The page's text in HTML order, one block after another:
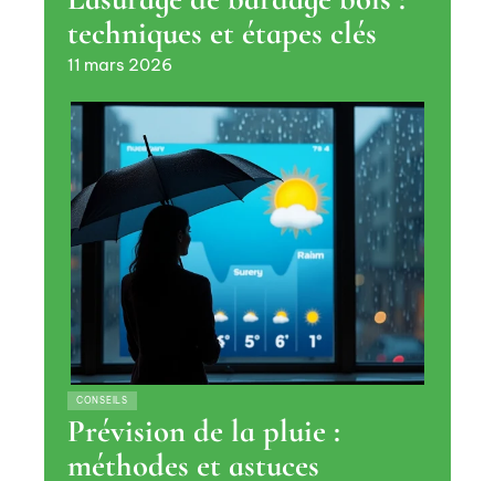
techniques et étapes clés
11 mars 2026
CONSEILS
Prévision de la pluie :
méthodes et astuces